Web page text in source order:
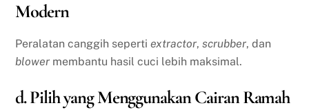
Modern
Peralatan canggih sepertiextractor,scrubber, dan
blower membantu hasil cuci lebih maksimal.
d. Pilih yang Menggunakan Cairan Ramah